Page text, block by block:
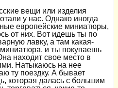
вещи или изделия
у нас. Однако иногда
европейские миниатюры,
от них. Вот идешь ты по
лавку, а там какая-
и ты покупаешь
находит свое место в
Натыкаюсь на нее
ту поездку. А бывает
которая далась с большим